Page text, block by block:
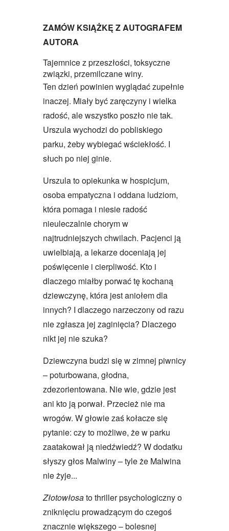
ZAMÓW KSIĄŻKĘ Z AUTOGRAFEM
AUTORA
Tajemnice z przeszłości, toksyczne
związki, przemilczane winy.
Ten dzień powinien wyglądać zupełnie
inaczej. Miały być zaręczyny i wielka
radość, ale wszystko poszło nie tak.
Urszula wychodzi do pobliskiego
parku, żeby wybiegać wściekłość. I
słuch po niej ginie.
Urszula to opiekunka w hospicjum,
osoba empatyczna i oddana ludziom,
która pomaga i niesie radość
nieuleczalnie chorym w
najtrudniejszych chwilach. Pacjenci ją
uwielbiają, a lekarze doceniają jej
poświęcenie i cierpliwość. Kto i
dlaczego miałby porwać tę kochaną
dziewczynę, która jest aniołem dla
innych? I dlaczego narzeczony od razu
nie zgłasza jej zaginięcia? Dlaczego
nikt jej nie szuka?
Dziewczyna budzi się w zimnej piwnicy
– poturbowana, głodna,
zdezorientowana. Nie wie, gdzie jest
ani kto ją porwał. Przecież nie ma
wrogów. W głowie zaś kołacze się
pytanie: czy to możliwe, że w parku
zaatakował ją niedźwiedź? W dodatku
słyszy głos Malwiny – tyle że Malwina
nie żyje...
Złotowłosato thriller psychologiczny o
zniknięciu prowadzącym do czegoś
znacznie większego – bolesnej